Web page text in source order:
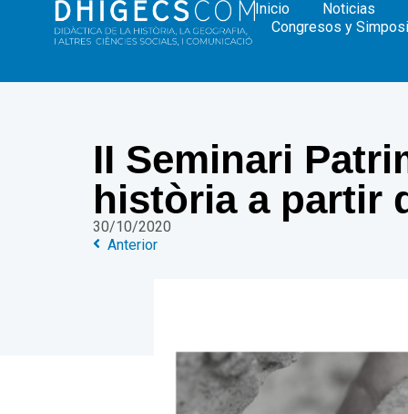
Inicio Noticias
Congresos y
II Seminari
història a partir
30/10/2020
Anterior